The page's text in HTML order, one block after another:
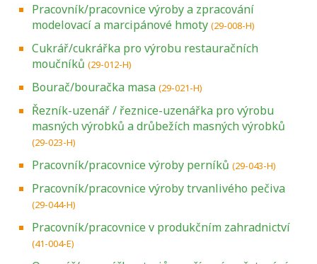
Pracovník/pracovnice výroby a zpracování
modelovací a marcipánové hmoty (29-008-H)
Cukrář/cukrářka pro výrobu restauračních
moučníků (29-012-H)
Bourač/bouračka masa (29-021-H)
Řezník-uzenář / řeznice-uzenářka pro výrobu
masných výrobků a drůbežích masných výrobků
(29-023-H)
Pracovník/pracovnice výroby perníků (29-043-H)
Pracovník/pracovnice výroby trvanlivého pečiva
(29-044-H)
Pracovník/pracovnice v produkčním zahradnictví
(41-004-E)